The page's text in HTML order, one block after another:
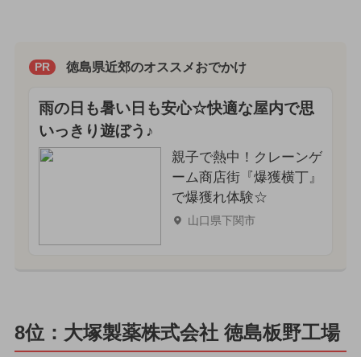
PR 徳島県近郊のオススメおでかけ
雨の日も暑い日も安心☆快適な屋内で思
いっきり遊ぼう♪
親子で熱中！クレーンゲ
ーム商店街『爆獲横丁』
で爆獲れ体験☆
山口県下関市
8位：大塚製薬株式会社 徳島板野工場